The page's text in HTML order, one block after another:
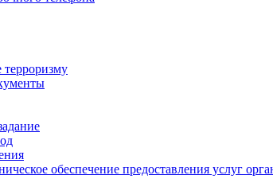
терроризму
обеспечение предоставления услуг